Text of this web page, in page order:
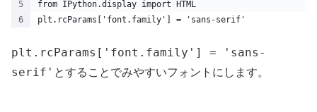
from IPython.display import HTML
plt.rcParams['font.family'] = 'sans-serif'
plt.rcParams['font.family'] = 'sans-
serif' とすることでみやすいフォントにします。